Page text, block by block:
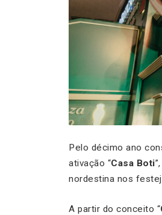
Pelo décimo ano
ativação “Casa Boti
nordestina nos
A partir do conceito “